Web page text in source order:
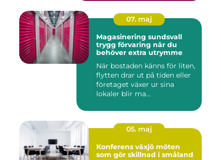
07. maj
Magasinering sundsvall
trygg förvaring när du
behöver extra utrymme
När bostaden känns för liten,
flytten drar ut på tiden eller
företaget växer ur sina
lokaler blir ma...
05. maj
Konferens växjö möten
som gör skillnad i småland